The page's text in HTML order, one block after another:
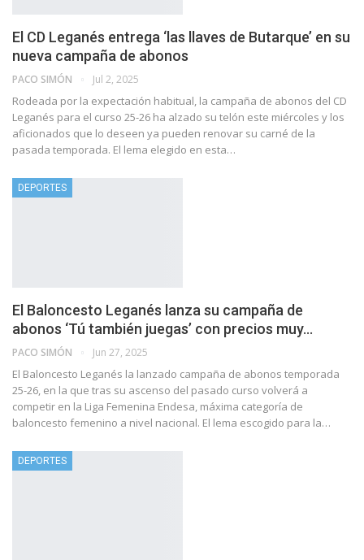
El CD Leganés entrega ‘las llaves de Butarque’ en su
nueva campaña de abonos
PACO SIMÓN Jul 2, 2025
Rodeada por la expectación habitual, la campaña de abonos del CD
Leganés para el curso 25-26 ha alzado su telón este miércoles y los
aficionados que lo deseen ya pueden renovar su carné de la
pasada temporada. El lema elegido en esta…
DEPORTES
El Baloncesto Leganés lanza su campaña de
abonos ‘Tú también juegas’ con precios muy…
PACO SIMÓN Jun 27, 2025
El Baloncesto Leganés la lanzado campaña de abonos temporada
25-26, en la que tras su ascenso del pasado curso volverá a
competir en la Liga Femenina Endesa, máxima categoría de
baloncesto femenino a nivel nacional. El lema escogido para la…
DEPORTES